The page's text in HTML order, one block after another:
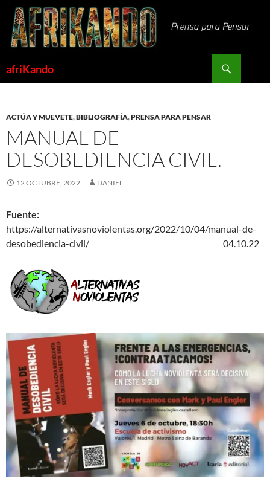
Saltar
contenido
afriKando
ACTÚA Y MUEVETE,BIBLIOGRAFÍA,PRENSA PARA PENSAR
MANUAL DE
DESOBEDIENCIA CIVIL.
12 OCTUBRE, 2022 DANIEL
Fuente:
https://alternativasnoviolentas.org/2022/10/04/manual-de-
desobediencia-civil/ 04.10.22